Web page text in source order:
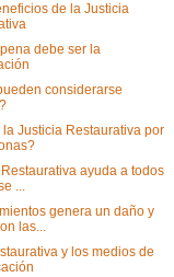
de la Justicia
debe ser la
considerarse
Justicia Restaurativa por
ayuda a todos
...
genera un daño y
las...
y los medios de